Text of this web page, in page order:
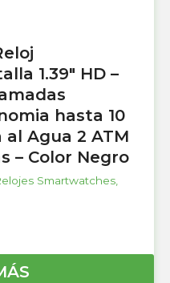
1.39″ HD –
hasta 10
al Agua 2 ATM
– Color Negro
Smartwatches